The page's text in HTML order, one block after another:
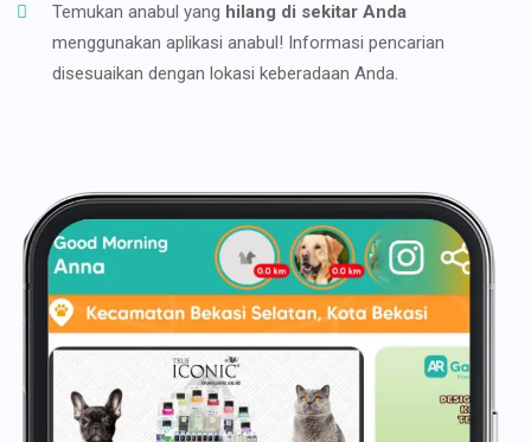
Temukan anabul yang hilang di sekitar Anda
menggunakan aplikasi anabul! Informasi pencarian
disesuaikan dengan lokasi keberadaan Anda.